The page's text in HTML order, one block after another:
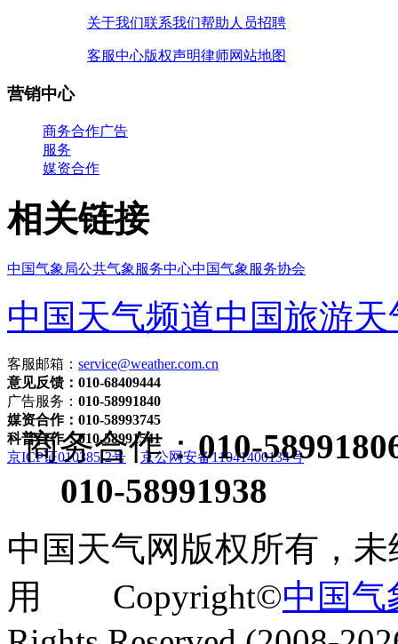
关于我们联系我们帮助 人员招聘
客服中心版权声明律师网站地图
营销中心
商务合作广告
服务
媒资合作
相关链接
中国气象局公共气象服务中心中国气象服务协会
中国天气频道中国旅游天
客服邮箱： service@weather.com.cn
意见反馈：010-68409444
广告服务： 010-58991840
媒资合作：010-58993745
科普合作：010-58991541
京ICP证010385-2号
京公网安备11041400134号
商务合作：010-
010-58991938
中国天气网版权所有，
用 Copyright©中国气